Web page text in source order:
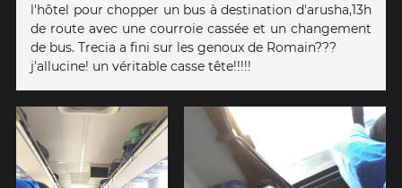
l'hôtel pour chopper un bus à destination d'arusha,13h
de route avec une courroie cassée et un changement
de bus. Trecia a fini sur les genoux de Romain???
j'allucine! un véritable casse tête!!!!!